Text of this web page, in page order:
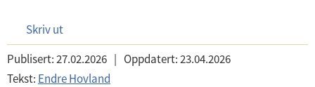
Skriv ut
Publisert:27.02.2026 | Oppdatert:23.04.2026
Tekst: Endre Hovland